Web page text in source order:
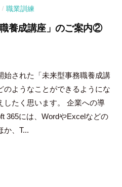
/ 職業訓練
職養成講座」のご案内②
始された「未来型事務職養成講
のようなことができるようにな
したく思います。 企業への導
365には、WordやExcelなどの
か、T...